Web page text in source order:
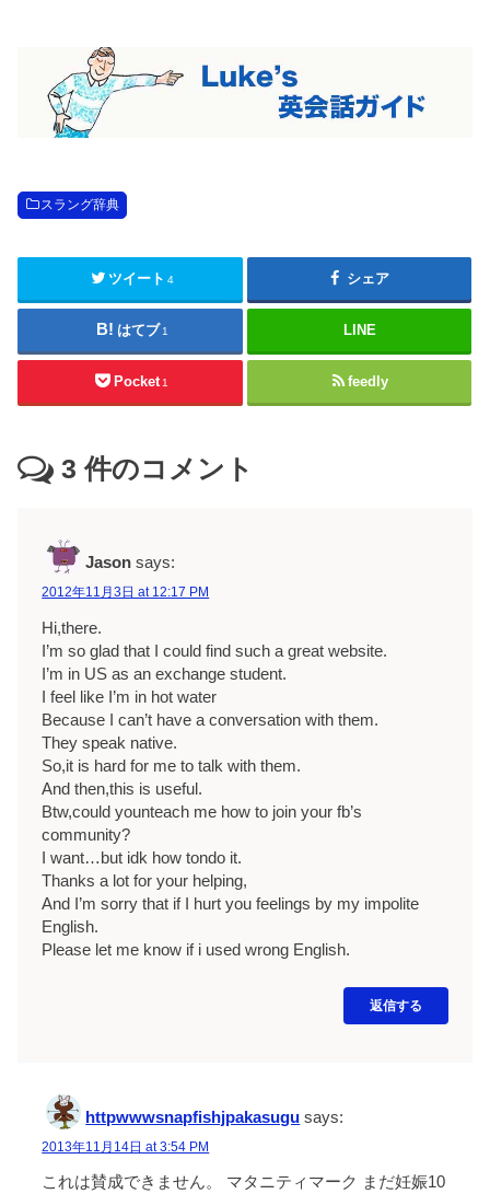
スラング辞典
ツイート 4 シェア
はてブ 1 LINE
Pocket1 feedly
3 件のコメント
Jason says:
2012年11月3日 at 12:17 PM
Hi,there.
I’m so glad that I could find such a great website.
I’m in US as an exchange student.
I feel like I’m in hot water
Because I can’t have a conversation with them.
They speak native.
So,it is hard for me to talk with them.
And then,this is useful.
Btw,could younteach me how to join your fb’s
community?
I want…but idk how tondo it.
Thanks a lot for your helping,
And I’m sorry that if I hurt you feelings by my impolite
English.
Please let me know if i used wrong English.
返信する
httpwwwsnapfishjpakasugu says:
2013年11月14日 at 3:54 PM
これは賛成できません。 マタニティマーク まだ妊娠10